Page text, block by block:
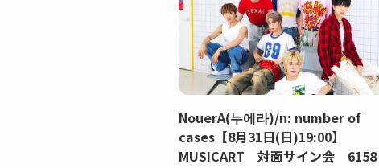
NouerA(누에라)/n: number of
cases【8月31日(日)19:00】
MUSICART 対面サイン会 6158